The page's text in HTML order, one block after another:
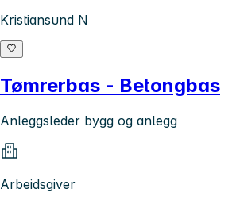
Kristiansund N
Tømrerbas - Betongbas
Anleggsleder bygg og anlegg
Arbeidsgiver